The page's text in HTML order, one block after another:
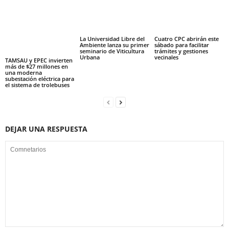
TAMSAU y EPEC invierten
más de $27 millones en
una moderna
subestación eléctrica para
el sistema de trolebuses
La Universidad Libre del
Ambiente lanza su primer
seminario de Viticultura
Urbana
Cuatro CPC abrirán este
sábado para facilitar
trámites y gestiones
vecinales
DEJAR UNA RESPUESTA